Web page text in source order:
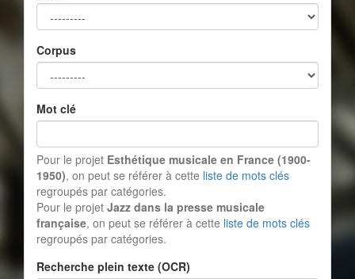
Corpus
Mot clé
Pour le projet Esthétique musicale en France (1900-
1950), on peut se référer à cette liste de mots clés
regroupés par catégories.
Pour le projet Jazz dans la presse musicale
française, on peut se référer à cette liste de mots clés
regroupés par catégories.
Recherche plein texte (OCR)